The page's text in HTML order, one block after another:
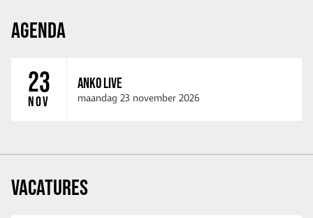
AGENDA
23
NOV
ANKO LIVE
maandag 23 november 2026
VACATURES